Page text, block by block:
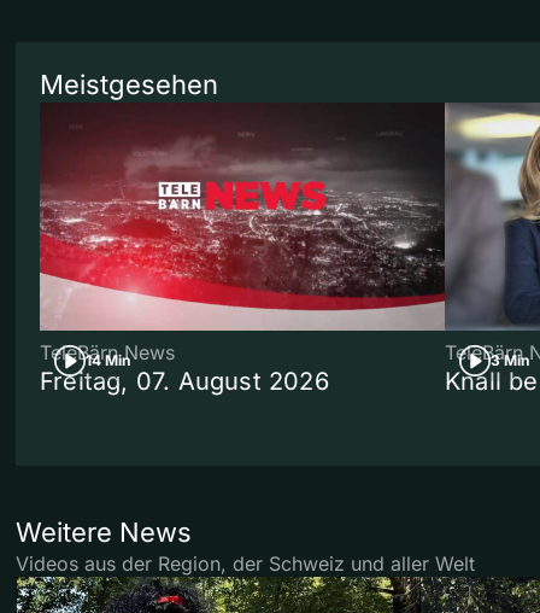
Meistgesehen
14 Min
TeleBärn News
Freitag, 07. August 2026
3 Min
TeleBärn
Knall
Weitere News
Videos aus der Region, der Schweiz und aller Welt